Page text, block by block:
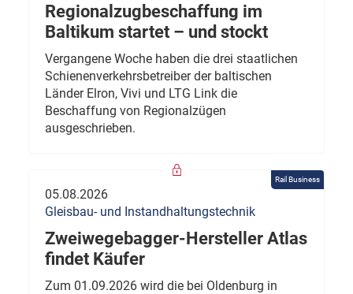
Regionalzugbeschaffung im
Baltikum startet – und stockt
Vergangene Woche haben die drei staatlichen
Schienenverkehrsbetreiber der baltischen
Länder Elron, Vivi und LTG Link die
Beschaffung von Regionalzügen
ausgeschrieben.
Rail Business
05.08.2026
Gleisbau- und Instandhaltungstechnik
Zweiwegebagger-Hersteller Atlas
findet Käufer
Zum 01.09.2026 wird die bei Oldenburg in